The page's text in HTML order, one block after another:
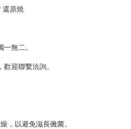
原燒
無二。
迎聯繫洽詢。
，以避免滋長黴菌。